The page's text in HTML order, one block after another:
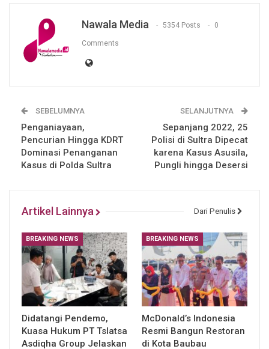
Nawala Media 5354 Posts 0
Comments
SEBELUMNYA
Penganiayaan,
Pencurian Hingga KDRT
Dominasi Penanganan
Kasus di Polda Sultra
SELANJUTNYA
Sepanjang 2022, 25
Polisi di Sultra Dipecat
karena Kasus Asusila,
Pungli hingga Desersi
Artikel Lainnya Dari Penulis
BREAKING NEWS
Didatangi Pendemo,
Kuasa Hukum PT Tslatsa
Asdiqha Group Jelaskan
BREAKING NEWS
McDonald’s Indonesia
Resmi Bangun Restoran
di Kota Baubau